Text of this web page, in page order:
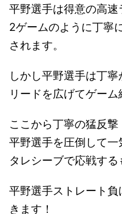
平野選手は得意の高
2ゲームのように丁寧
されます。
しかし平野選手は丁寧
リードを広げてゲーム
ここから丁寧の猛反
平野選手を圧倒して
タレシーブで応戦す
平野選手ストレート負
きます！